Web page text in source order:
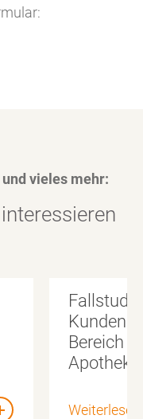
vieles mehr:
Bereich
Weiterlesen